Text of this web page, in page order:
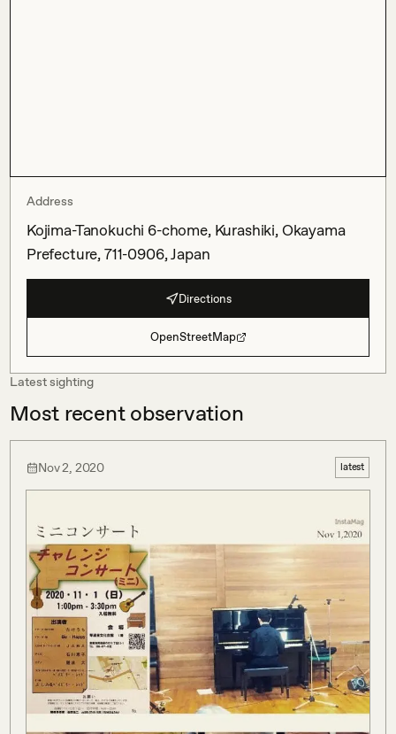
Address
Kojima-Tanokuchi 6-chome, Kurashiki, Okayama
Prefecture, 711-0906, Japan
Directions
OpenStreetMap
Latest sighting
Most recent observation
Nov 2, 2020 latest